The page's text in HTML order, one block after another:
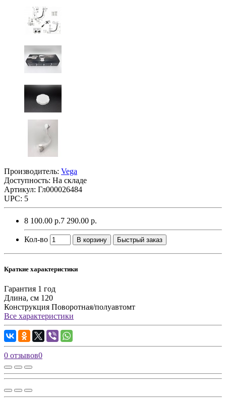
Производитель: Vega
Доступность: На складе
Артикул: Гл000026484
UPC: 5
8 100.00 р.7 290.00 р.
Кол-во В корзину Быстрый заказ
Краткие характеристики
Гарантия 1 год
Длина, см 120
Конструкция Поворотная/полуавтомт
Все характеристики
0 отзывов0